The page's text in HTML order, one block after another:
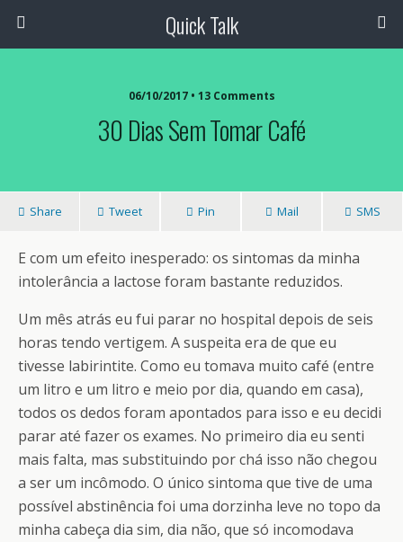
Quick Talk
06/10/2017 • 13 Comments
30 Dias Sem Tomar Café
Share Tweet Pin Mail SMS
E com um efeito inesperado: os sintomas da minha
intolerância a lactose foram bastante reduzidos.
Um mês atrás eu fui parar no hospital depois de seis
horas tendo vertigem. A suspeita era de que eu
tivesse labirintite. Como eu tomava muito café (entre
um litro e um litro e meio por dia, quando em casa),
todos os dedos foram apontados para isso e eu decidi
parar até fazer os exames. No primeiro dia eu senti
mais falta, mas substituindo por chá isso não chegou
a ser um incômodo. O único sintoma que tive de uma
possível abstinência foi uma dorzinha leve no topo da
minha cabeça dia sim, dia não, que só incomodava